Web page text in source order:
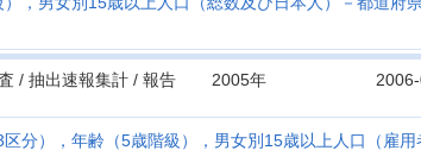
/ 抽出速報集計 / 報告
2005年
分），年齢（5歳階級），男女別15歳以上人口（雇